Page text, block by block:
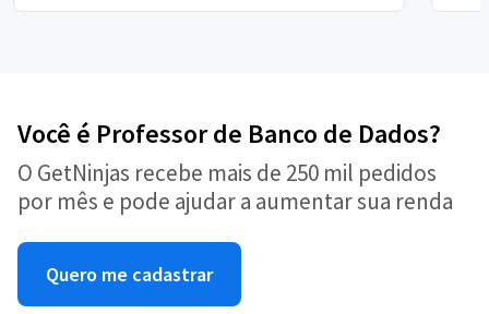
Você é Professor de Banco de Dados?
O GetNinjas recebe mais de 250 mil pedidos
por mês e pode ajudar a aumentar sua renda
Quero me cadastrar